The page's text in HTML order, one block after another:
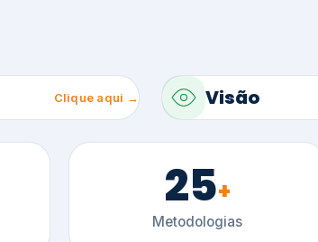
Clique aqui → Visão
25+
Metodologias